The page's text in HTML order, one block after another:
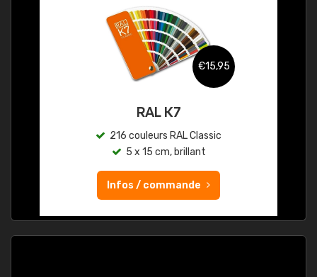
€15,95
RAL K7
216 couleurs RAL Classic
5 x 15 cm, brillant
Infos / commande